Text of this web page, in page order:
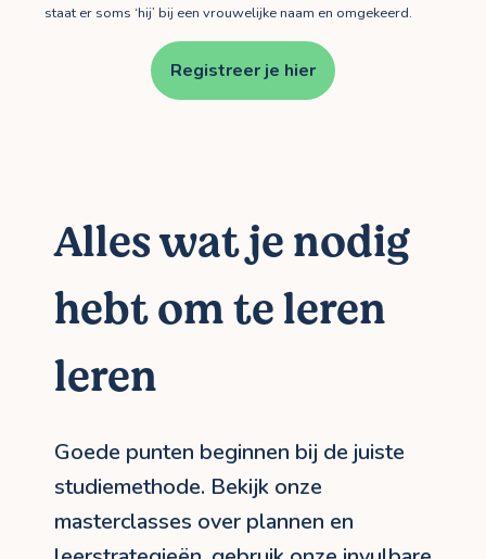
staat er soms ‘hij’ bij een vrouwelijke naam en omgekeerd.
Registreer je hier
Alles wat je nodig
hebt om te leren
leren
Goede punten beginnen bij de juiste
studiemethode. Bekijk onze
masterclasses over plannen en